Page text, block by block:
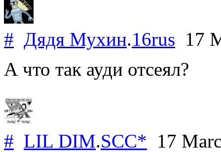
# Дядя Мухин.16rus 17
А что так ауди отсеял?
# LIL DIM.SCC* 17